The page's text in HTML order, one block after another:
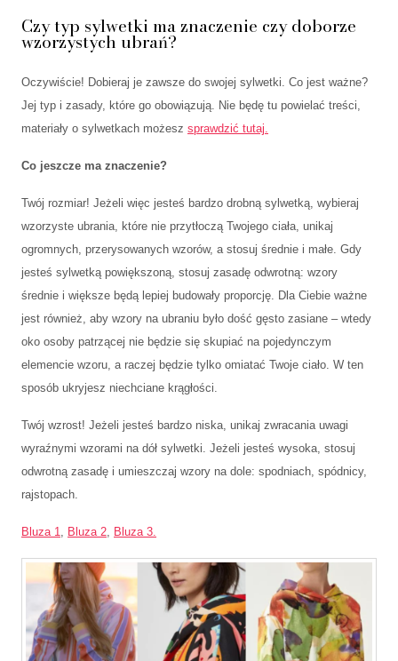
Czy typ sylwetki ma znaczenie czy doborze
wzorzystych ubrań?
Oczywiście! Dobieraj je zawsze do swojej sylwetki. Co jest ważne?
Jej typ i zasady, które go obowiązują. Nie będę tu powielać treści,
materiały o sylwetkach możesz sprawdzić tutaj.
Co jeszcze ma znaczenie?
Twój rozmiar! Jeżeli więc jesteś bardzo drobną sylwetką, wybieraj
wzorzyste ubrania, które nie przytłoczą Twojego ciała, unikaj
ogromnych, przerysowanych wzorów, a stosuj średnie i małe. Gdy
jesteś sylwetką powiększoną, stosuj zasadę odwrotną: wzory
średnie i większe będą lepiej budowały proporcję. Dla Ciebie ważne
jest również, aby wzory na ubraniu było dość gęsto zasiane – wtedy
oko osoby patrzącej nie będzie się skupiać na pojedynczym
elemencie wzoru, a raczej będzie tylko omiatać Twoje ciało. W ten
sposób ukryjesz niechciane krągłości.
Twój wzrost! Jeżeli jesteś bardzo niska, unikaj zwracania uwagi
wyraźnymi wzorami na dół sylwetki. Jeżeli jesteś wysoka, stosuj
odwrotną zasadę i umieszczaj wzory na dole: spodniach, spódnicy,
rajstopach.
Bluza 1, Bluza 2, Bluza 3.